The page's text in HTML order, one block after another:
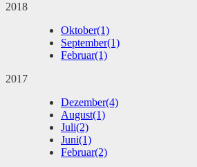
2018
Oktober(1)
September(1)
Februar(1)
2017
Dezember(4)
August(1)
Juli(2)
Juni(1)
Februar(2)